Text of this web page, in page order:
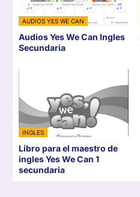
AUDIOS YES WE CAN
Audios Yes We Can Ingles
Secundaria
INGLES
Libro para el maestro de
ingles Yes We Can 1
secundaria